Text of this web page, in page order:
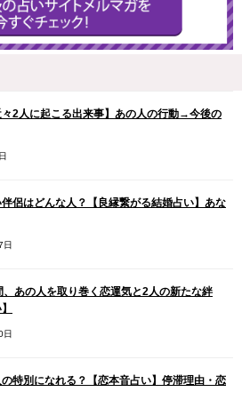
々2人に起こる出来事】あの人の行動→今後の
侶はどんな人？【良縁繋がる結婚占い】あな
日
、あの人を取り巻く恋運気と2人の新たな絆
日
特別になれる？【恋本音占い】停滞理由・恋